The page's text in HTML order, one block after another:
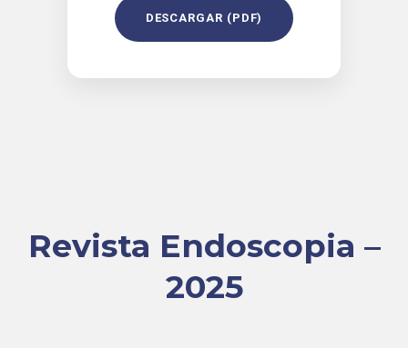
DESCARGAR (PDF)
Revista Endoscopia –
2025